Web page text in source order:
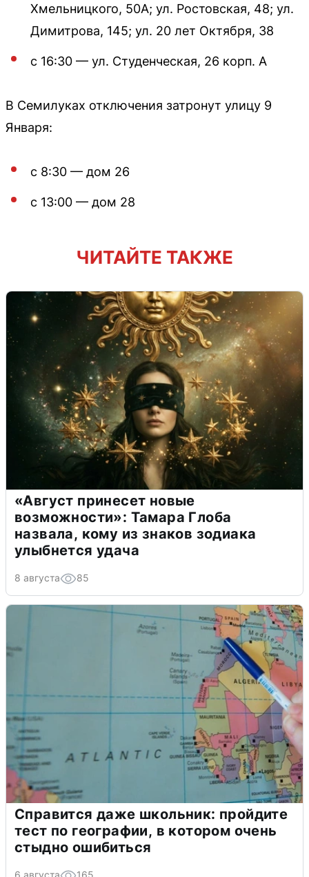
Хмельницкого, 50А; ул. Ростовская, 48; ул.
Димитрова, 145; ул. 20 лет Октября, 38
с 16:30 — ул. Студенческая, 26 корп. А
В Семилуках отключения затронут улицу 9
Января:
с 8:30 — дом 26
с 13:00 — дом 28
ЧИТАЙТЕ ТАКЖЕ
«Август принесет новые
возможности»: Тамара Глоба
назвала, кому из знаков зодиака
улыбнется удача
8 августа 85
Справится даже школьник: пройдите
тест по географии, в котором очень
стыдно ошибиться
6 августа 165